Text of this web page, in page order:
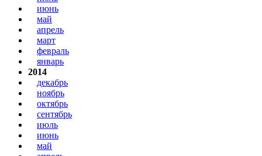
июнь
май
апрель
март
февраль
январь
2014
декабрь
ноябрь
октябрь
сентябрь
июль
июнь
май